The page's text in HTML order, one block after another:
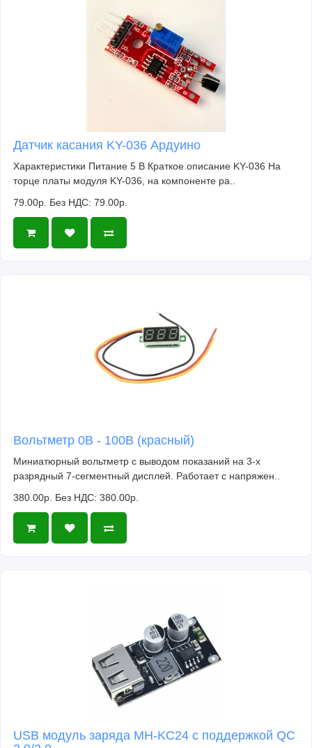
Датчик касания KY-036 Ардуино
Характеристики Питание 5 В Краткое описание KY-036 На
торце платы модуля KY-036, на компоненте ра..
79.00р. Без НДС: 79.00р.
Вольтметр 0В - 100В (красный)
Миниатюрный вольтметр с выводом показаний на 3-х
разрядный 7-сегментный дисплей. Работает с напряжен..
380.00р. Без НДС: 380.00р.
USB модуль заряда MH-KC24 с поддержкой QC